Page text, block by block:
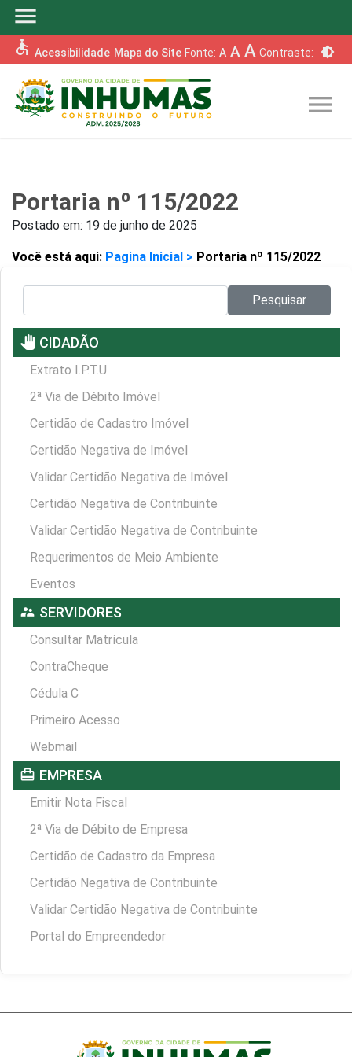
menu
accessible Acessibilidade Mapa do Site Fonte: A A A Contraste: brightness_6
menu
Portaria nº 115/2022
Postado em: 19 de junho de 2025
Você está aqui: Pagina Inicial > Portaria nº 115/2022
Pesquisar
pan_tool CIDADÃO
Extrato I.P.T.U
2ª Via de Débito Imóvel
Certidão de Cadastro Imóvel
Certidão Negativa de Imóvel
Validar Certidão Negativa de Imóvel
Certidão Negativa de Contribuinte
Validar Certidão Negativa de Contribuinte
Requerimentos de Meio Ambiente
Eventos
supervisor_account SERVIDORES
Consultar Matrícula
ContraCheque
Cédula C
Primeiro Acesso
Webmail
card_travel EMPRESA
Emitir Nota Fiscal
2ª Via de Débito de Empresa
Certidão de Cadastro da Empresa
Certidão Negativa de Contribuinte
Validar Certidão Negativa de Contribuinte
Portal do Empreendedor